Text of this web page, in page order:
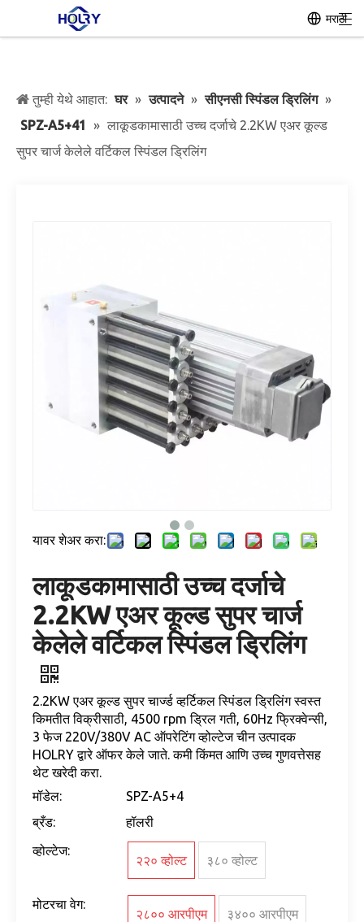
मराठी
तुम्ही येथे आहात: घर » उत्पादने » सीएनसी स्पिंडल ड्रिलिंग »
SPZ-A5+41
» लाकूडकामासाठी उच्च दर्जाचे 2.2KW एअर कूल्ड
सुपर चार्ज केलेले वर्टिकल स्पिंडल ड्रिलिंग
यावर शेअर करा:
लाकूडकामासाठी उच्च दर्जाचे
2.2KW एअर कूल्ड सुपर चार्ज
केलेले वर्टिकल स्पिंडल ड्रिलिंग
2.2KW एअर कूल्ड सुपर चार्ज्ड व्हर्टिकल स्पिंडल ड्रिलिंग स्वस्त
किमतीत विक्रीसाठी, 4500 rpm ड्रिल गती, 60Hz फ्रिक्वेन्सी,
3 फेज 220V/380V AC ऑपरेटिंग व्होल्टेज चीन उत्पादक
HOLRY द्वारे ऑफर केले जाते. कमी किंमत आणि उच्च गुणवत्तेसह
थेट खरेदी करा.
मॉडेल:
SPZ-A5+4
ब्रँड:
हॉलरी
व्होल्टेज:
२२० व्होल्ट ३८० व्होल्ट
मोटरचा वेग:
२८०० आरपीएम ३४०० आरपीएम